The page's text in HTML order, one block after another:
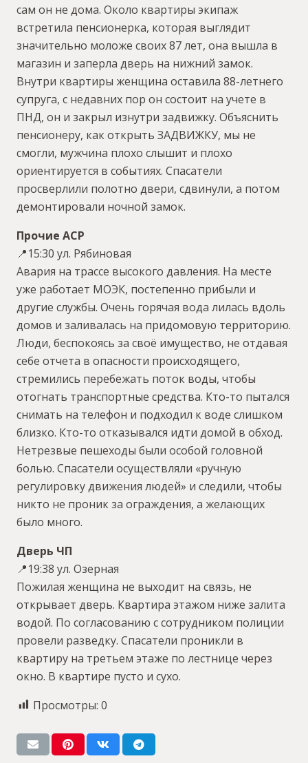
сам он не дома. Около квартиры экипаж
встретила пенсионерка, которая выглядит
значительно моложе своих 87 лет, она вышла в
магазин и заперла дверь на нижний замок.
Внутри квартиры женщина оставила 88-летнего
супруга, с недавних пор он состоит на учете в
ПНД, он и закрыл изнутри задвижку. Объяснить
пенсионеру, как открыть ЗАДВИЖКУ, мы не
смогли, мужчина плохо слышит и плохо
ориентируется в событиях. Спасатели
просверлили полотно двери, сдвинули, а потом
демонтировали ночной замок.
Прочие АСР
📍15:30 ул. Рябиновая
Авария на трассе высокого давления. На месте
уже работает МОЭК, постепенно прибыли и
другие службы. Очень горячая вода лилась вдоль
домов и заливалась на придомовую территорию.
Люди, беспокоясь за своё имущество, не отдавая
себе отчета в опасности происходящего,
стремились перебежать поток воды, чтобы
отогнать транспортные средства. Кто-то пытался
снимать на телефон и подходил к воде слишком
близко. Кто-то отказывался идти домой в обход.
Нетрезвые пешеходы были особой головной
болью. Спасатели осуществляли «ручную
регулировку движения людей» и следили, чтобы
никто не проник за ограждения, а желающих
было много.
Дверь ЧП
📍19:38 ул. Озерная
Пожилая женщина не выходит на связь, не
открывает дверь. Квартира этажом ниже залита
водой. По согласованию с сотрудником полиции
провели разведку. Спасатели проникли в
квартиру на третьем этаже по лестнице через
окно. В квартире пусто и сухо.
Просмотры: 0